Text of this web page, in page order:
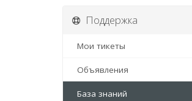
Поддержка
Мои тикеты
Объявления
База знаний